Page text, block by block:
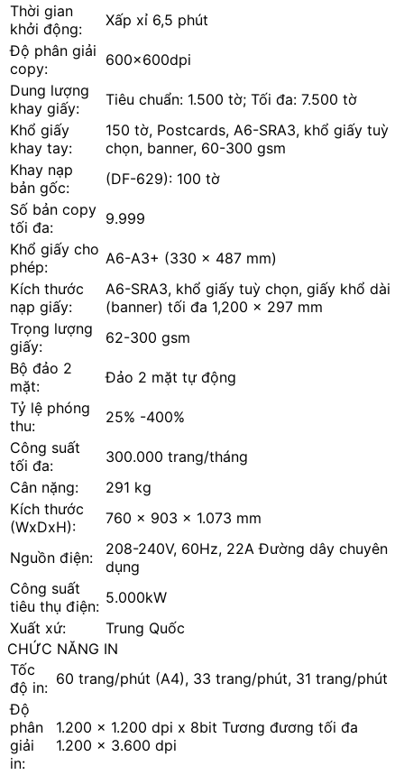
Thời gian
khởi động:
Xấp xỉ 6,5 phút
Độ phân giải
copy:
600x600dpi
Dung lượng
khay giấy:
Tiêu chuẩn: 1.500 tờ; Tối đa: 7.500 tờ
Khổ giấy
khay tay:
150 tờ, Postcards, A6-SRA3, khổ giấy tuỳ
chọn, banner, 60-300 gsm
Khay nạp
bản gốc:
(DF-629): 100 tờ
Số bản copy
tối đa:
9.999
Khổ giấy cho
phép:
A6-A3+ (330 x 487 mm)
Kích thước
nạp giấy:
A6-SRA3, khổ giấy tuỳ chọn, giấy khổ dài
(banner) tối đa 1,200 x 297 mm
Trọng lượng
giấy:
62-300 gsm
Bộ đảo 2
mặt:
Đảo 2 mặt tự động
Tỷ lệ phóng
thu:
25% -400%
Công suất
tối đa:
300.000 trang/tháng
Cân nặng:
291 kg
Kích thước
(WxDxH):
760 x 903 x 1.073 mm
Nguồn điện:
208-240V, 60Hz, 22A Đường dây chuyên
dụng
Công suất
tiêu thụ điện: 5.000kW
Xuất xứ:
Trung Quốc
CHỨC NĂNG IN
Tốc
độ in: 60 trang/phút (A4), 33 trang/phút, 31 trang/phút
Độ
phân
giải
in:
1.200 x 1.200 dpi x 8bit Tương đương tối đa
1.200 x 3.600 dpi